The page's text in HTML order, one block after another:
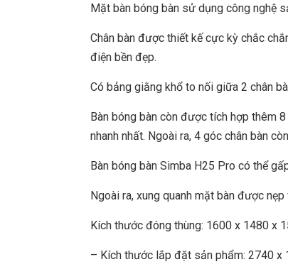
Mặt bàn bóng bàn sử dụng công nghệ
Chân bàn được thiết kế cực kỳ chắc
điện bền đẹp.
Có bảng giằng khổ to nối giữa 2 chân
Bàn bóng bàn còn được tích hợp thêm
nhanh nhất. Ngoài ra, 4 góc chân bàn
Bàn bóng bàn Simba H25 Pro có thể
Ngoài ra, xung quanh mặt bàn được
Kích thước đóng thùng: 1600 x 1480 x
– Kích thước lắp đặt sản phẩm: 2740 x